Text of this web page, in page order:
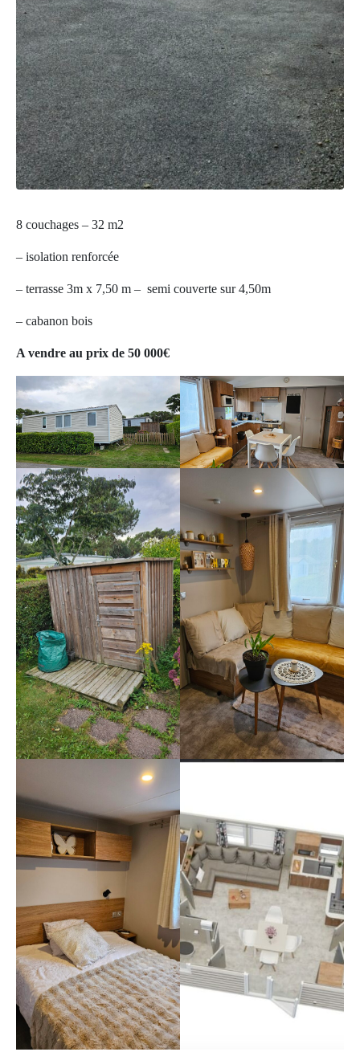
8 couchages – 32 m2
– isolation renforcée
– terrasse 3m x 7,50 m – semi couverte sur 4,50m
– cabanon bois
A vendre au prix de 50 000€